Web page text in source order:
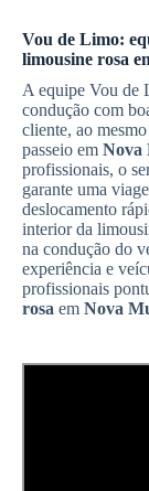
Vou de Limo:
limousine rosa
A equipe Vou de
condução com
cliente, ao
passeio em Nova
profissionais, o
garante uma
deslocamento
interior da
na condução do
experiência e
profissionais
rosa em Nova